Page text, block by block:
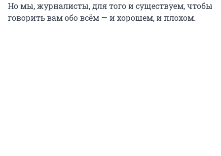
Но мы, журналисты, для того и существуем, чтобы
говорить вам обо всём — и хорошем, и плохом.